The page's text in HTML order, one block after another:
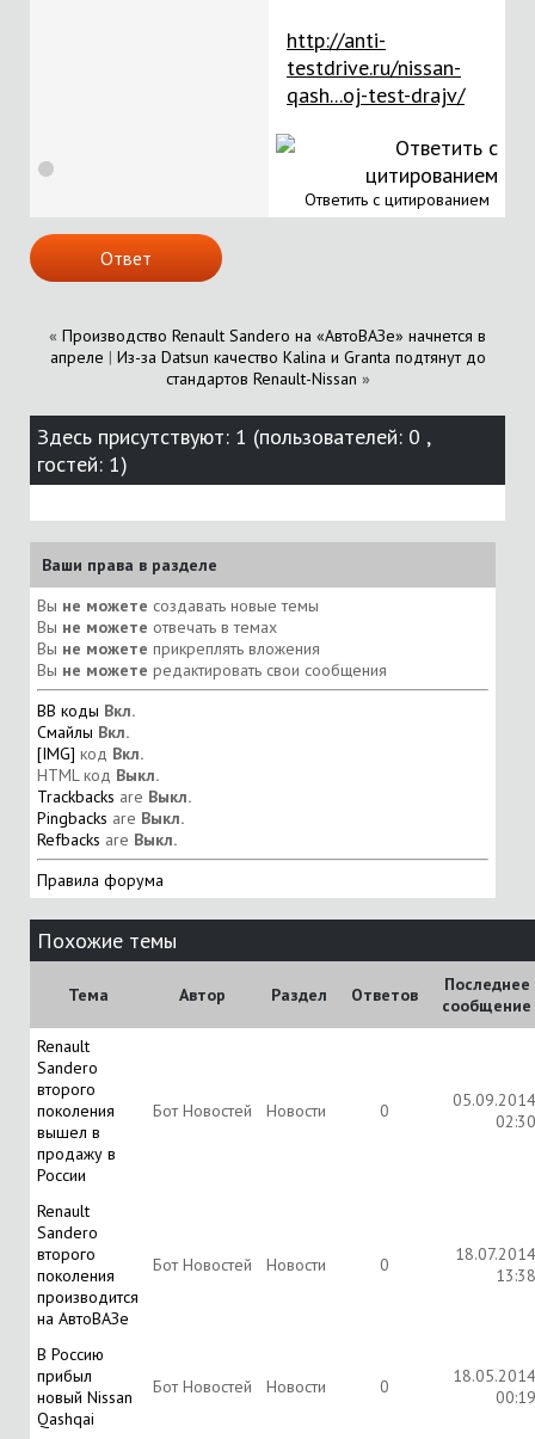
http://anti-
testdrive.ru/nissan-
qash...oj-test-drajv/
Ответить с цитированием
Ответ
« Производство Renault Sandero на «АвтоВАЗе» начнется в
апреле | Из-за Datsun качество Kalina и Granta подтянут до
стандартов Renault-Nissan »
Здесь присутствуют: 1 (пользователей: 0 ,
гостей: 1)
Ваши права в разделе
Вы не можете создавать новые темы
Вы не можете отвечать в темах
Вы не можете прикреплять вложения
Вы не можете редактировать свои сообщения
BB коды Вкл.
Смайлы Вкл.
[IMG] код Вкл.
HTML код Выкл.
Trackbacks are Выкл.
Pingbacks are Выкл.
Refbacks are Выкл.
Правила форума
Похожие темы
Тема Автор Раздел Ответов
Последнее
сообщение
Renault
Sandero
второго
поколения
вышел в
продажу в
России
Бот Новостей Новости 0
05.09.2014
02:30
Renault
Sandero
второго
поколения
производится
на АвтоВАЗе
Бот Новостей Новости 0
18.07.2014
13:38
В Россию
прибыл
новый Nissan
Qashqai
Бот Новостей Новости 0
18.05.2014
00:19